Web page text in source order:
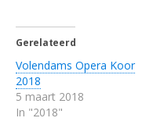
Gerelateerd
Volendams Opera Koor
2018
5 maart 2018
In "2018"